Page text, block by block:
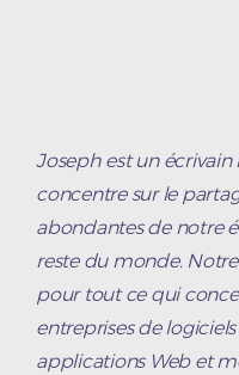
Joseph est un
concentre sur le
abondantes de notre
reste du monde.
pour tout ce qui
entreprises de
applications Web et